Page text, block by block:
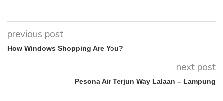
previous post
How Windows Shopping Are You?
next post
Pesona Air Terjun Way Lalaan – Lampung